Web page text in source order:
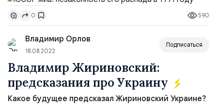
состав: вся Западная Украина, Белоруссия, весь Юг
Закавказья, потом позже войдёт и Средняя Азия.
То есть, это право, когда депутаты принимают
Конституцию, или утверждают создание государства,
или р...
0 590
Владимир Орлов
18.08.2022
Подписаться
Владимир Жириновский:
предсказания про Украину
Какое будущее предсказал Жириновский Украине?